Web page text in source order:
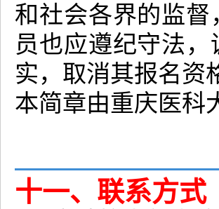
和社会各界的监
员也应遵纪守法
实，取消其报名资
本简章由重庆医科
十一、联系方式